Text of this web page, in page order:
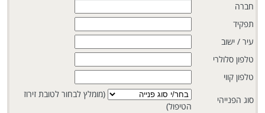
חברה
תפקיד
עיר / ישוב
טלפון סלולרי
טלפון קווי
סוג הפנייהי
(מומלץ לבחור לטובת זירוז
הטיפול)